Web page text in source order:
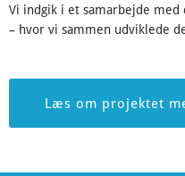
Vi indgik i et samarbejde med
– hvor vi sammen udviklede
Læs om projektet